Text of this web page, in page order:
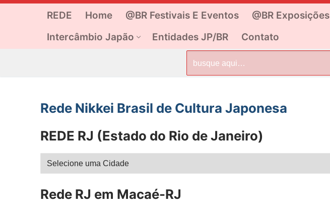
REDE Home @BR Festivais E Eventos @BR Exposições
Intercâmbio Japão
Entidades JP/BR Contato
por:
Rede Nikkei Brasil de Cultura Japonesa
REDE RJ (Estado do Rio de Janeiro)
Rede RJ em Macaé-RJ